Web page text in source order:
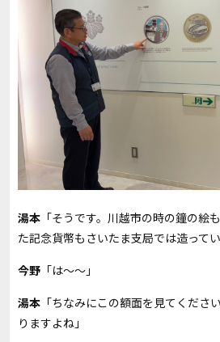
湯本 「そうです。川越市の時の鐘の絵
た記念貨幣もさいたま支局では造ってい
今野 「は～～」
湯本 「ちなみにこの額面を見てくださ
りますよね」